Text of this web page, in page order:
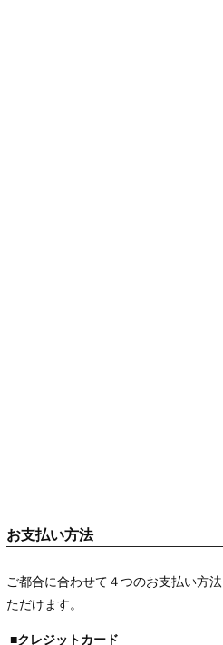
お支払い方法
ご都合に合わせて４つのお支払い方
ただけます。
■クレジットカード